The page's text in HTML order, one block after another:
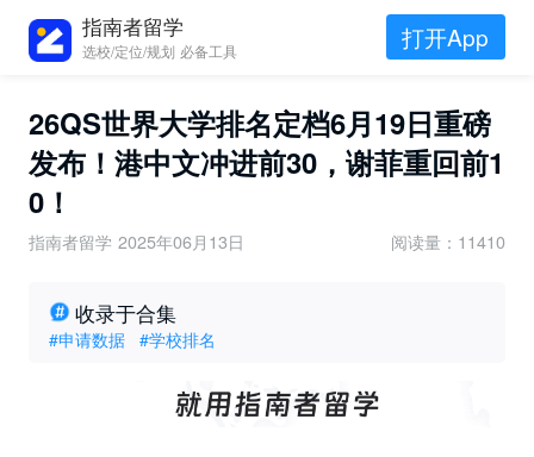
指南者留学
选校/定位/规划 必备工具 打开App
26QS世界大学排名定档6月19日重磅
发布！港中文冲进前30，谢菲重回前1
0！
指南者留学 2025年06月13日 阅读量：11410
收录于合集
#申请数据 #学校排名